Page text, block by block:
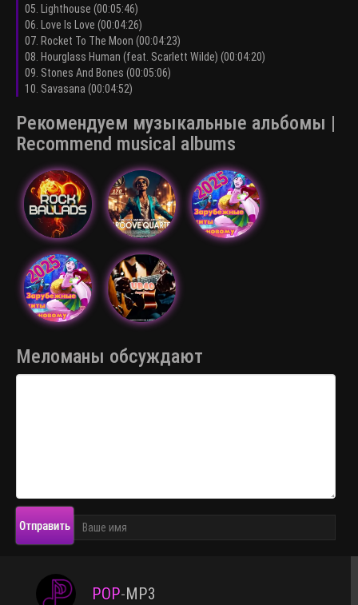
05. Lighthouse (00:05:46)
06. Love Is Love (00:04:26)
07. Rocket To The Moon (00:04:23)
08. Hourglass Human (feat. Scarlett Wilde) (00:04:20)
09. Stones And Bones (00:05:06)
10. Savasana (00:04:52)
Рекомендуем музыкальные альбомы |
Recommend musical albums
Меломаны обсуждают
Отправить
POP-MP3